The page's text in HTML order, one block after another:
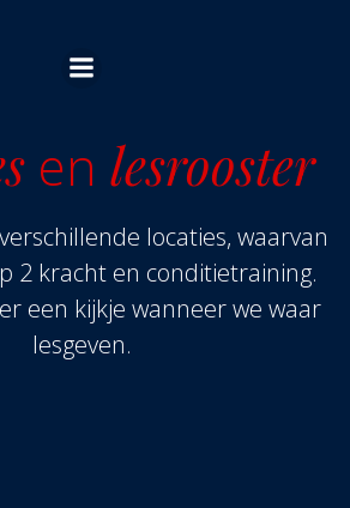
de
en lesrooster
locaties, waarvan
2 kracht en conditietraining.
een kijkje wanneer we waar
lesgeven.